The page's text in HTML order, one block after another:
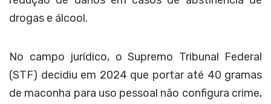
drogas e álcool.
No campo jurídico, o Supremo Tribunal Federal
(STF) decidiu em 2024 que portar até 40 gramas
de maconha para uso pessoal não configura crime,